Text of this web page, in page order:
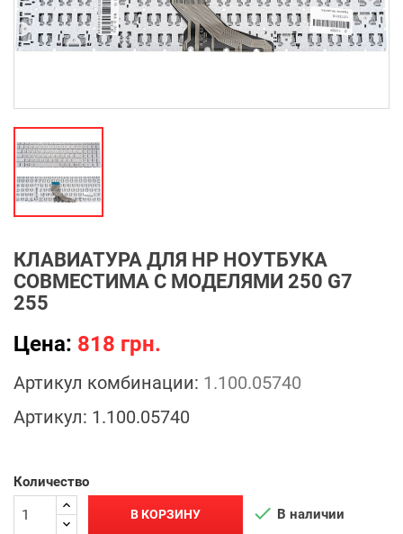
КЛАВИАТУРА ДЛЯ HP НОУТБУКА
СОВМЕСТИМА С МОДЕЛЯМИ 250 G7
255
Цена: 818 грн.
Артикул комбинации: 1.100.05740
Артикул: 1.100.05740
Количество
В КОРЗИНУ  В наличии